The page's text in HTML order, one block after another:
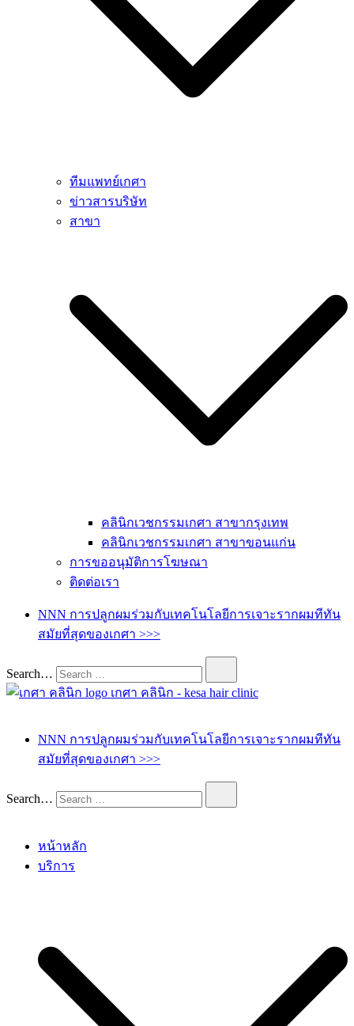
ทีมแพทย์เกศา
ข่าวสารบริษัท
สาขา
คลินิกเวชกรรมเกศา สาขากรุงเทพ
คลินิกเวชกรรมเกศา สาขาขอนแก่น
การขออนุมัติการโฆษณา
ติดต่อเรา
NNN การปลูกผมร่วมกับเทคโนโลยีการเจาะรากผมทีทัน
สมัยที่สุดของเกศา >>>
Search…
NNN การปลูกผมร่วมกับเทคโนโลยีการเจาะรากผมทีทัน
สมัยที่สุดของเกศา >>>
Search…
หน้าหลัก
บริการ